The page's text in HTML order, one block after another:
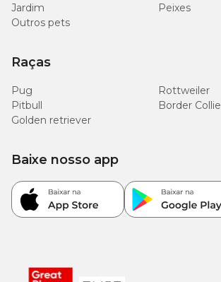
Jardim
Peixes
Outros pets
Raças
Pug
Rottweiler
Pitbull
Border Collie
Golden retriever
Baixe nosso app